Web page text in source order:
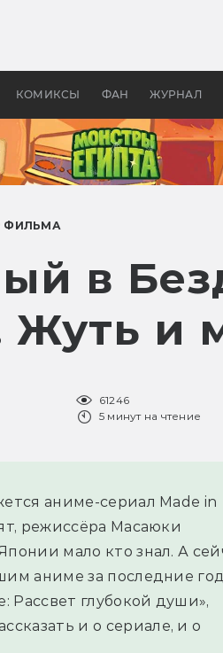
КОМИКСЫ ФАН ЖУРНАЛ
—
бы
ФИЛЬМА
в
Жуть и
61246
5 минут на чтение
аниме-сериал Made in
режиссёра Масаюки
мало кто знал. А
аниме за последние
Рассвет глубокой души»,
и о сериале, и о